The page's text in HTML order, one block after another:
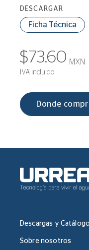
DESCARGAR
Ficha Técnica
$73.60 MXN
IVA incluido
Donde
Descargas y
Sobre nosotros